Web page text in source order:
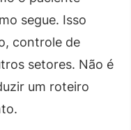
segue. Isso
controle de
setores. Não é
um roteiro